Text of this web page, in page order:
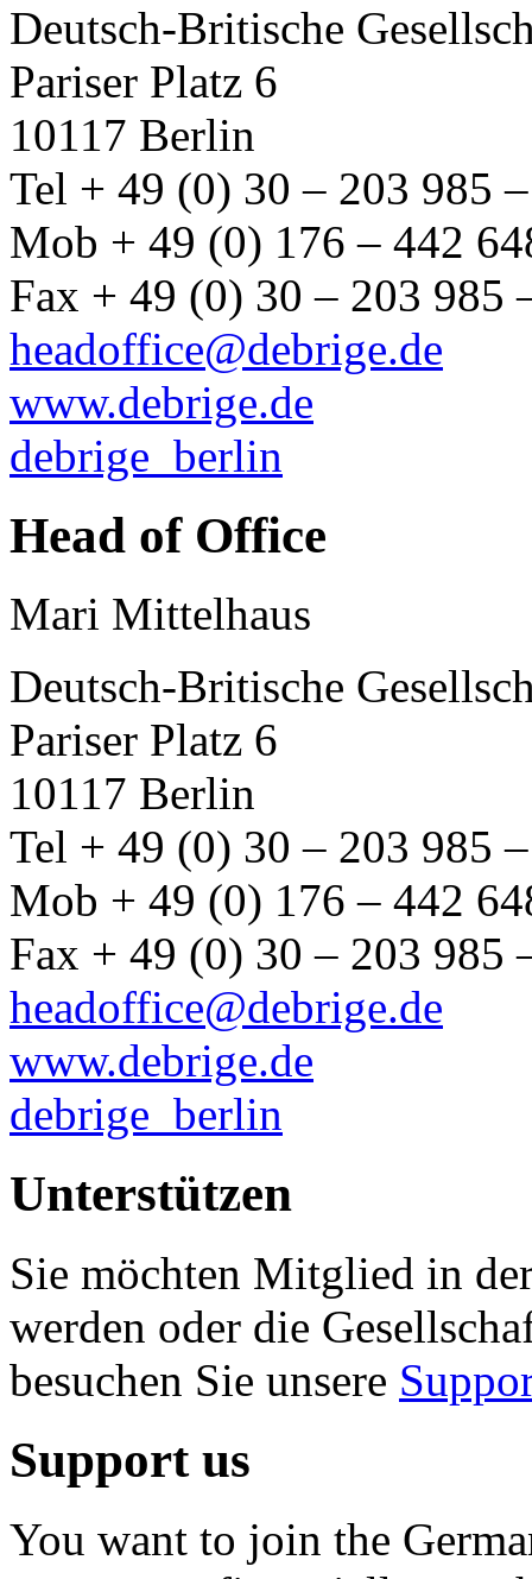
Deutsch-Britische
Pariser Platz 6
10117 Berlin
Tel + 49 (0) 30 – 203 985
Mob + 49 (0) 176 – 442
Fax + 49 (0) 30 – 203 985
headoffice@debrige.de
www.debrige.de
debrige_berlin
Head of Office
Mari Mittelhaus
Deutsch-Britische
Pariser Platz 6
10117 Berlin
Tel + 49 (0) 30 – 203 985
Mob + 49 (0) 176 – 442
Fax + 49 (0) 30 – 203 985
headoffice@debrige.de
www.debrige.de
debrige_berlin
Unterstützen
Sie möchten Mitglied in
werden oder die
besuchen Sie unsere
Support us
You want to join the